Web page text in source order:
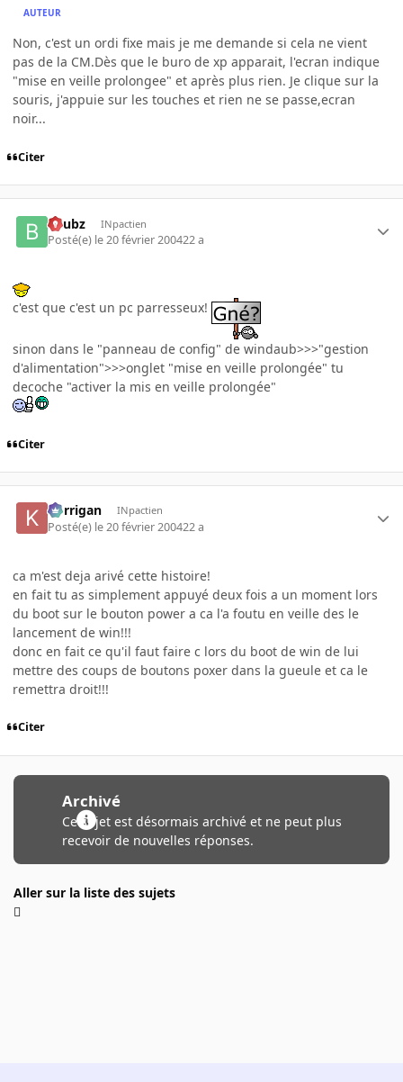
AUTEUR
Non, c'est un ordi fixe mais je me demande si cela ne vient
pas de la CM.Dès que le buro de xp apparait, l'ecran indique
"mise en veille prolongee" et après plus rien. Je clique sur la
souris, j'appuie sur les touches et rien ne se passe,ecran
noir...
Citer
beubz INpactien
Posté(e) le 20 février 200422 a
c'est que c'est un pc parresseux!
sinon dans le "panneau de config" de windaub>>>"gestion
d'alimentation">>>onglet "mise en veille prolongée" tu
decoche "activer la mis en veille prolongée"
Citer
korrigan INpactien
Posté(e) le 20 février 200422 a
ca m'est deja arivé cette histoire!
en fait tu as simplement appuyé deux fois a un moment lors
du boot sur le bouton power a ca l'a foutu en veille des le
lancement de win!!!
donc en fait ce qu'il faut faire c lors du boot de win de lui
mettre des coups de boutons poxer dans la gueule et ca le
remettra droit!!!
Citer
Archivé
Ce sujet est désormais archivé et ne peut plus
recevoir de nouvelles réponses.
Aller sur la liste des sujets